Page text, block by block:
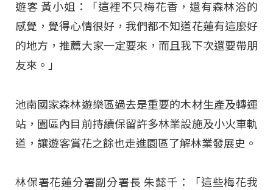
遊客 黃小姐：「這裡不只梅花香，還有森林浴的
感覺，覺得心情很好，我們都不知道花蓮有這麼好
的地方，推薦大家一定要來，而且我下次還要帶朋
友來。」
池南國家森林遊樂區過去是重要的木材生產及轉運
站，園區內目前持續保留許多林業設施及小火車軌
道，讓遊客賞花之餘也走進園區了解林業發展史。
林保署花蓮分署副分署長 朱懿千：「這些梅花我